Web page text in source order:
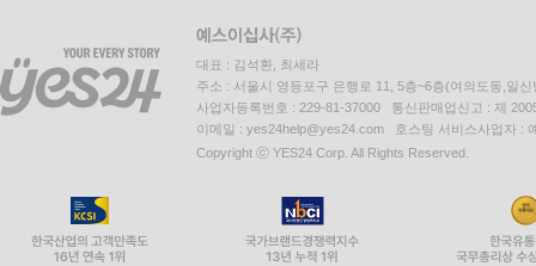
대표 : 김석환, 최세라
주소 : 서울시 영등포구 은행로 11, 5층~6층(여의도동,일신
사업자등록번호 : 229-81-37000 통신판매업신고 : 제
이메일 : yes24help@yes24.com 호스팅 서비스사업자 :
Copyright ⓒ YES24 Corp. All Rights Reserved.